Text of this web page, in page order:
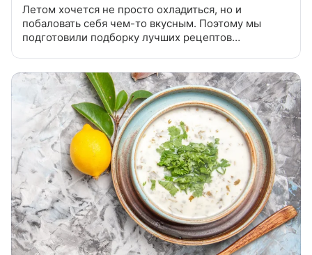
Летом хочется не просто охладиться, но и
побаловать себя чем-то вкусным. Поэтому мы
подготовили подборку лучших рецептов